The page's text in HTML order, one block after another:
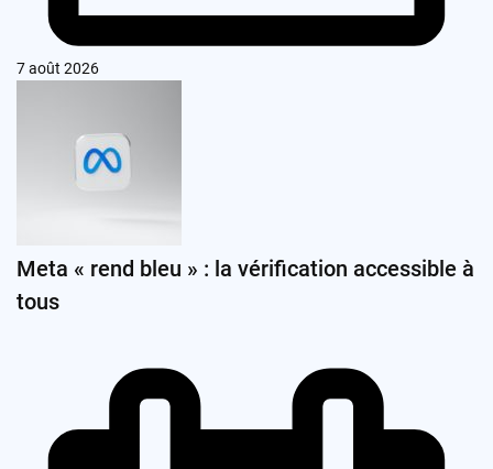
7 août 2026
Meta « rend bleu » : la vérification accessible à
tous